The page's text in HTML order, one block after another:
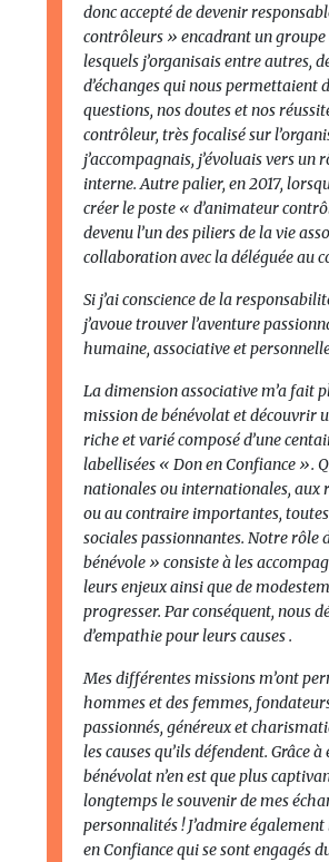
donc accepté de devenir
contrôleurs » encadrant un groupe
lesquels j’organisais entre autres,
d’échanges qui nous permettaient
questions, nos doutes et nos
contrôleur, très focalisé sur
j’accompagnais, j’évoluais vers un
interne. Autre palier, en 2017,
créer le poste « d’animateur
devenu l’un des piliers de la vie
collaboration avec la déléguée au
Si j’ai conscience de la
j’avoue trouver l’aventure
humaine, associative et personnelle
La dimension associative m’a fait
mission de bénévolat et découvrir
riche et varié composé d’une
labellisées « Don en Confiance ».
nationales ou internationales, aux
ou au contraire importantes,
sociales passionnantes. Notre rôle
bénévole » consiste à les
leurs enjeux ainsi que de
progresser. Par conséquent, nous
d’empathie pour leurs causes .
Mes différentes missions m’ont
hommes et des femmes,
passionnés, généreux et
les causes qu’ils défendent. Grâce
bénévolat n’en est que plus
longtemps le souvenir de mes
personnalités ! J’admire
en Confiance qui se sont engagés